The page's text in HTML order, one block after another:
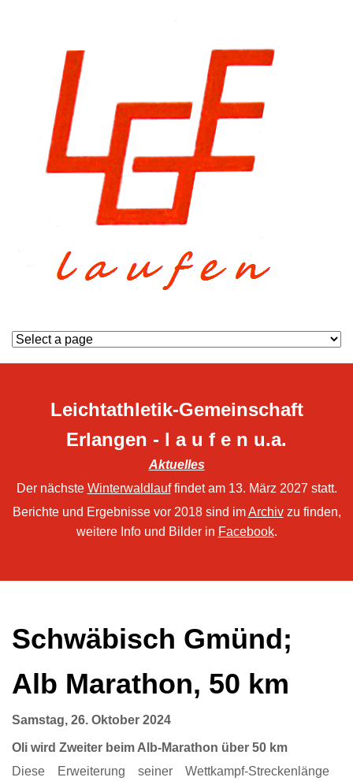
Leichtathletik-Gemeinschaft
Erlangen - l a u f e n u.a.
Aktuelles
Der nächste Winterwaldlauffindet am 13. März 2027 statt.
Berichte und Ergebnisse vor 2018 sind imArchivzu finden,
weitere Info und Bilder in Facebook.
Schwäbisch Gmünd;
Alb Marathon, 50 km
Samstag, 26. Oktober 2024
Oli wird Zweiter beim Alb-Marathon über 50 km
Diese Erweiterung seiner Wettkampf-Streckenlänge